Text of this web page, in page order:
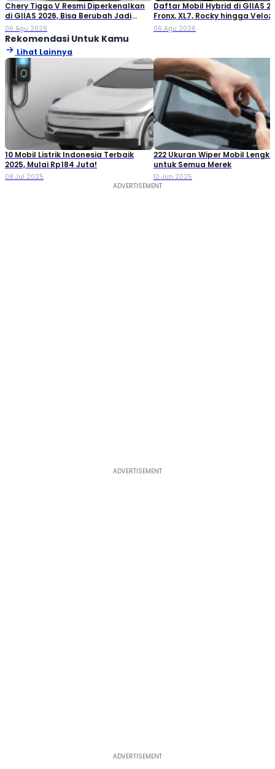
Chery Tiggo V Resmi Diperkenalkan
di GIIAS 2026, Bisa Berubah Jadi
Double Cabin
06 Agu 2026
Daftar Mobil Hybrid di GIIAS
Fronx, XL7, Rocky hingga Veloz!
06 Agu 2026
Rekomendasi Untuk Kamu
Lihat Lainnya
10 Mobil Listrik Indonesia Terbaik
2025, Mulai Rp184 Juta!
08 Jul 2025
222 Ukuran Wiper Mobil
untuk Semua Merek
10 Jun 2025